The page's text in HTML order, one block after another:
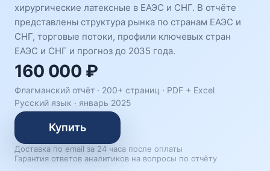
хирургические латексные в ЕАЭС и СНГ. В отчёте
представлены структура рынка по странам ЕАЭС и
СНГ, торговые потоки, профили ключевых стран
ЕАЭС и СНГ и прогноз до 2035 года.
160 000 ₽
Флагманский отчёт · 200+ страниц · PDF + Excel
Русский язык · январь 2025
Купить
Доставка по email за 24 часа после оплаты
Гарантия ответов аналитиков на вопросы по отчёту